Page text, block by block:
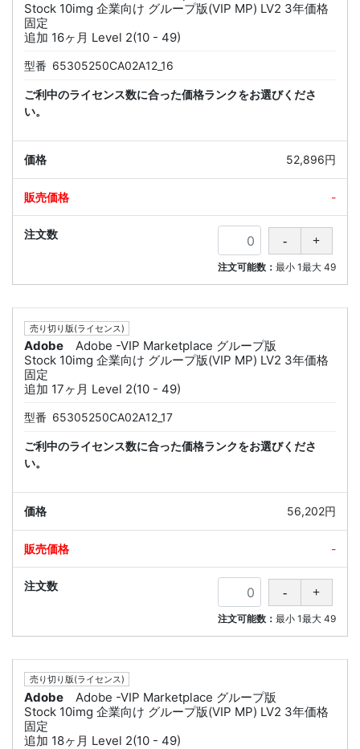
Stock 10img 企業向け グループ版(VIP MP) LV2 3年価格
固定
追加 16ヶ月 Level 2(10 - 49)
型番 65305250CA02A12_16
ご利中のライセンス数に合った価格ランクをお選びくださ
い。
52,896円
-
注文可能数： 最小 1最大 49
売り切り版(ライセンス)
Adobe
Adobe -VIP Marketplace グループ版
Stock 10img 企業向け グループ版(VIP MP) LV2 3年価格
固定
追加 17ヶ月 Level 2(10 - 49)
型番 65305250CA02A12_17
ご利中のライセンス数に合った価格ランクをお選びくださ
い。
56,202円
-
注文可能数： 最小 1最大 49
売り切り版(ライセンス)
Adobe
Adobe -VIP Marketplace グループ版
Stock 10img 企業向け グループ版(VIP MP) LV2 3年価格
固定
追加 18ヶ月 Level 2(10 - 49)